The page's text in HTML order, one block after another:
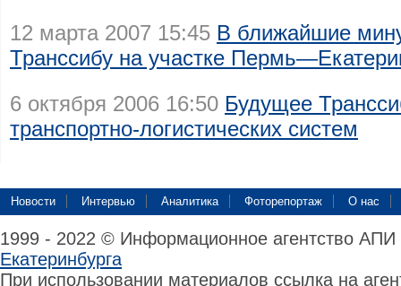
12 марта 2007 15:45 В ближайшие
Транссибу на участке
6 октября 2006 16:50 Будущее
транспортно-логистических систем
Новости Интервью Аналитика Фоторепортаж О нас
1999 - 2022 © Информационное агентство
Екатеринбурга
При использовании материалов ссылка на